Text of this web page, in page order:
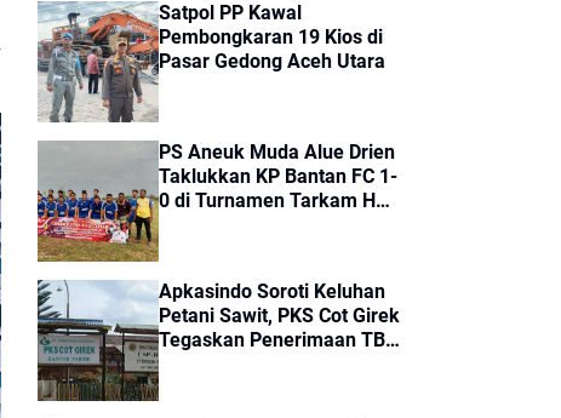
Satpol PP Kawal
Pembongkaran 19 Kios di
Pasar Gedong Aceh Utara
PS Aneuk Muda Alue Drien
Taklukkan KP Bantan FC 1-
0 di Turnamen Tarkam HUT
Apkasindo Soroti Keluhan
Petani Sawit, PKS Cot Girek
Tegaskan Penerimaan TBS